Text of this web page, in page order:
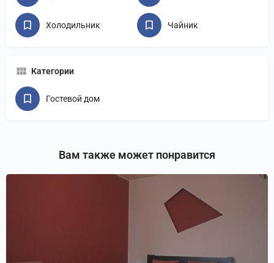
Холодильник Чайник
Категории
Гостевой дом
Вам также может понравится